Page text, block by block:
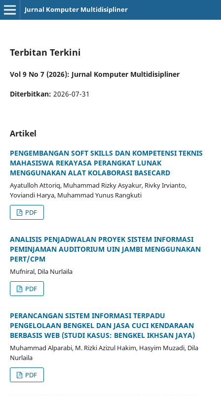
Jurnal Komputer Multidisipliner
Terbitan Terkini
Vol 9 No 7 (2026): Jurnal Komputer Multidisipliner
Diterbitkan: 2026-07-31
Artikel
PENGEMBANGAN SOFT SKILLS DAN KOMPETENSI TEKNIS
MAHASISWA REKAYASA PERANGKAT LUNAK
MENGGUNAKAN ALAT KOLABORASI BASECARD
Ayatulloh Attoriq, Muhammad Rizky Asyakur, Rivky Irvianto,
Yoviandi Harya, Muhammad Yunus Rangkuti
PDF
ANALISIS PENJADWALAN PROYEK SISTEM INFORMASI
PEMINJAMAN AUDITORIUM UIN JAMBI MENGGUNAKAN
PERT/CPM
Mufniral, Dila Nurlaila
PDF
PERANCANGAN SISTEM INFORMASI TERPADU
PENGELOLAAN BENGKEL DAN JASA CUCI KENDARAAN
BERBASIS WEB (STUDI KASUS: BENGKEL IKHSAN JAYA)
Muhammad Alparabi, M. Rizki Azizul Hakim, Hasyim Muzadi, Dila
Nurlaila
PDF